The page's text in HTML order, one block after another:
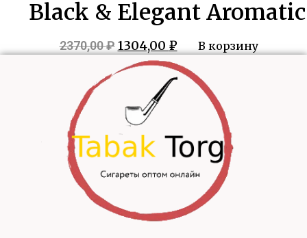
Black & Elegant Aromatic
2370,00₽ Первоначальная
цена
составляла
2370,00 ₽.
1304,00 ₽Текущая
цена:
1304,00 ₽.
В корзину